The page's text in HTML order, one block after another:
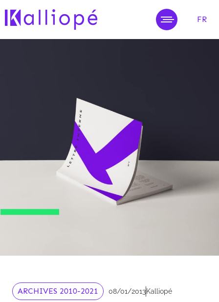
FR
ARCHIVES 2010-2021 08/01/2013Kalliopé